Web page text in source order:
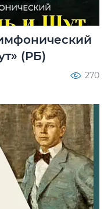
(РБ)
270